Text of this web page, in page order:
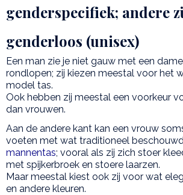
genderspecifiek; andere
genderloos (unisex)
Een man zie je niet gauw met een
rondlopen; zij kiezen meestal voor het
model tas.
Ook hebben zij meestal een voorkeur
dan vrouwen.
Aan de andere kant kan een vrouw
voeten met wat traditioneel
mannentas; vooral als zij zich stoer
met spijkerbroek en stoere laarzen.
Maar meestal kiest ook zij voor wat
en andere kleuren.